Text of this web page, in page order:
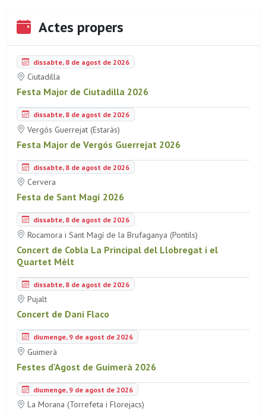
Actes propers
dissabte, 8 de agost de 2026
Ciutadilla
Festa Major de Ciutadilla 2026
dissabte, 8 de agost de 2026
Vergós Guerrejat (Estaràs)
Festa Major de Vergós Guerrejat 2026
dissabte, 8 de agost de 2026
Cervera
Festa de Sant Magí 2026
dissabte, 8 de agost de 2026
Rocamora i Sant Magí de la Brufaganya (Pontils)
Concert de Cobla La Principal del Llobregat i el
Quartet Mèlt
dissabte, 8 de agost de 2026
Pujalt
Concert de Dani Flaco
diumenge, 9 de agost de 2026
Guimerà
Festes d'Agost de Guimerà 2026
diumenge, 9 de agost de 2026
La Morana (Torrefeta i Florejacs)